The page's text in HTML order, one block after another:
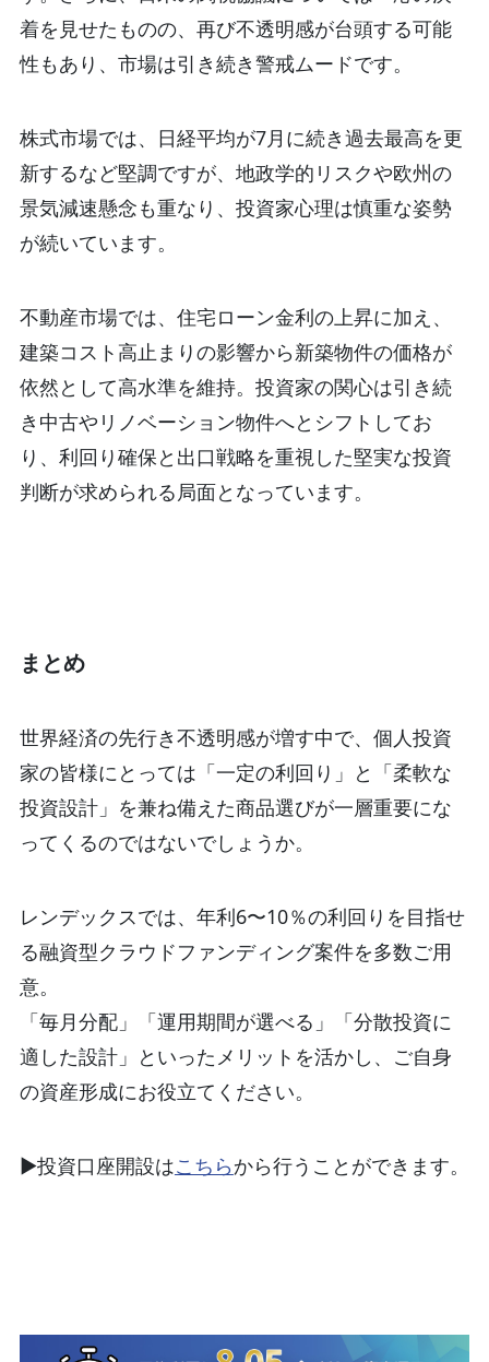
着を見せたものの、再び不透明感が台頭する可能
性もあり、市場は引き続き警戒ムードです。
株式市場では、日経平均が7月に続き過去最高を更
新するなど堅調ですが、地政学的リスクや欧州の
景気減速懸念も重なり、投資家心理は慎重な姿勢
が続いています。
不動産市場では、住宅ローン金利の上昇に加え、
建築コスト高止まりの影響から新築物件の価格が
依然として高水準を維持。投資家の関心は引き続
き中古やリノベーション物件へとシフトしてお
り、利回り確保と出口戦略を重視した堅実な投資
判断が求められる局面となっています。
まとめ
世界経済の先行き不透明感が増す中で、個人投資
家の皆様にとっては「一定の利回り」と「柔軟な
投資設計」を兼ね備えた商品選びが一層重要にな
ってくるのではないでしょうか。
レンデックスでは、年利6〜10％の利回りを目指せ
る融資型クラウドファンディング案件を多数ご用
意。
「毎月分配」「運用期間が選べる」「分散投資に
適した設計」といったメリットを活かし、ご自身
の資産形成にお役立てください。
▶︎投資口座開設はこちらから行うことができます。